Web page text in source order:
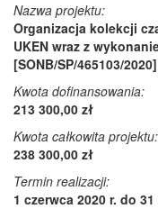
Nazwa projektu:
Organizacja kolekcji
UKEN wraz z
[SONB/SP/465103/2020]
Kwota dofinansowania:
213 300,00 zł
Kwota całkowita projektu:
238 300,00 zł
Termin realizacji:
1 czerwca 2020 r. do 31